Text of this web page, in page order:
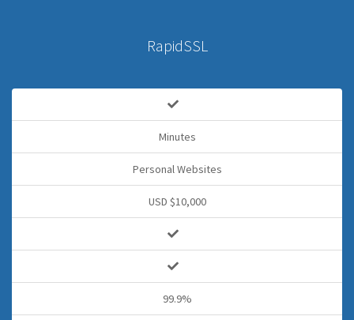
RapidSSL
Minutes
Personal Websites
USD $10,000
99.9%